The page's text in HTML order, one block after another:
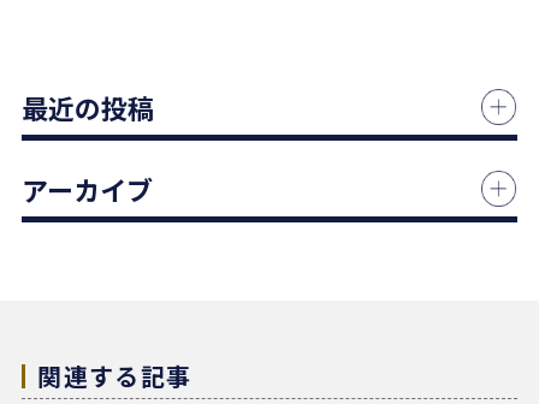
担当の志水様は、ベテランならではの豊富な知識で
市場動向や適正価格を丁寧に解説してくださり、終
何より素晴らしいと感じたのは、情報の囲い込み等
を一切行わないという徹底した透明性です。この誠
ています。知人にも自信を持って紹介できる不動産
会社様です。
最近の投稿
アーカイブ
関連する記事